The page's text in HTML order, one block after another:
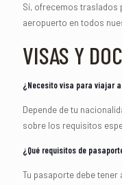
Sí, ofrecemos traslados
aeropuerto en todos
VISAS Y
¿Necesito visa para viajar
Depende de tu
sobre los requisitos
¿Qué requisitos de
Tu pasaporte debe tener